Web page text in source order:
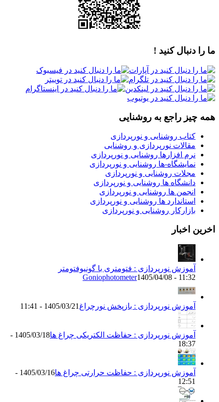
ما را دنبال کنید !
همه چیز راجع به روشنایی
کتاب روشنایی و نورپردازی
مقالات نورپردازی و روشنایی
نرم افزارها روشنایی و نورپردازی
نمایشگاه-ها روشنایی و نورپردازی
مجلات روشنایی و نورپردازی
دانشگاه ها روشنایی و نورپردازی
انجمن ها روشنایی و نورپردازی
استاندارد ها روشنایی و نورپردازی
بازارکار روشنایی و نورپردازی
اخرین اخبار
آموزش نورپردازی : فتومتری با گونیوفتومتر
Goniophotometer1405/04/08 - 11:32
آموزش نورپردازی : بازپخش نورچراغ 1405/03/21 - 11:41
آموزش نورپردازی : حفاظت الکتریکی چراغ ها
1405/03/18 -
18:37
آموزش نورپردازی : حفاظت حرارتی چراغ ها
1405/03/16 -
12:51